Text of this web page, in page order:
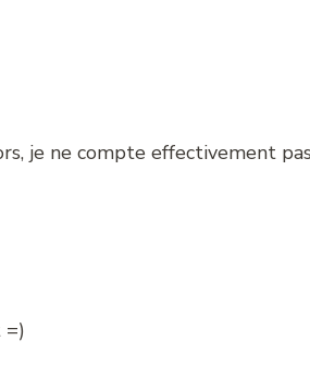
je ne compte effectivement
=)